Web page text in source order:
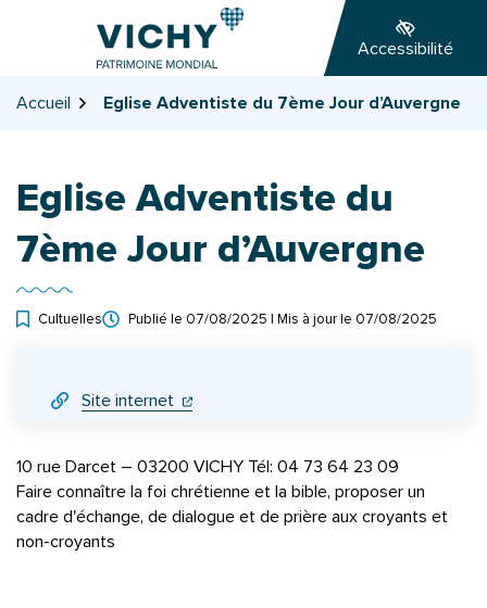
page
Accessibilité
Accueil Eglise Adventiste du 7ème Jour d’Auvergne
Eglise Adventiste du
7ème Jour d’Auvergne
Cultuelles Publié le 07/08/2025 | Mis à jour le 07/08/2025
Site internet (ouverture dans un nouvel onglet)
(ouverture dans un nouvel onglet)
10 rue Darcet – 03200 VICHY Tél: 04 73 64 23 09
Faire connaître la foi chrétienne et la bible, proposer un
cadre d'échange, de dialogue et de prière aux croyants et
non-croyants